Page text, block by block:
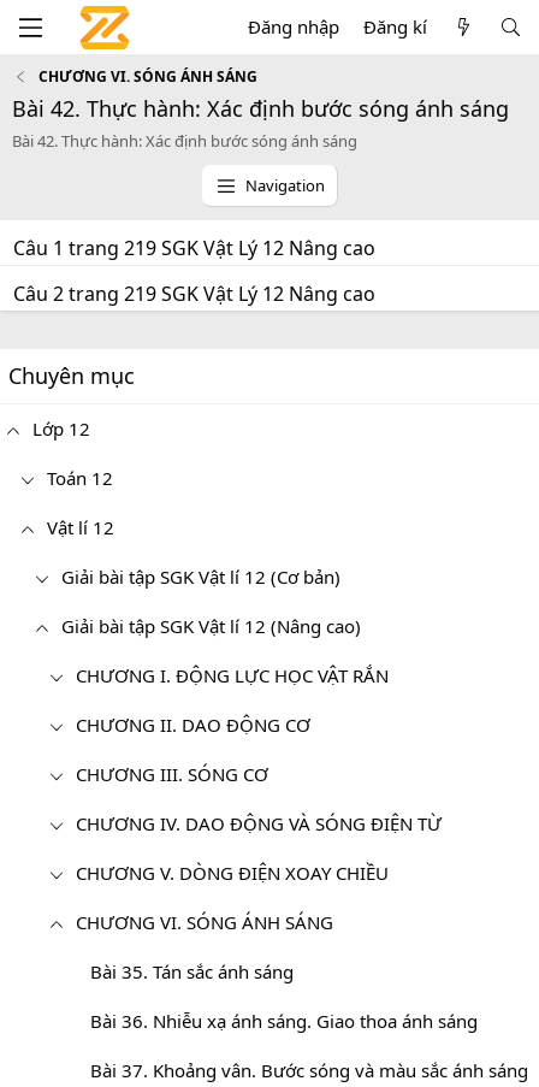
Đăng nhập Đăng kí
CHƯƠNG VI. SÓNG ÁNH SÁNG
Bài 42. Thực hành: Xác định bước sóng ánh sáng
Bài 42. Thực hành: Xác định bước sóng ánh sáng
Navigation
Câu 1 trang 219 SGK Vật Lý 12 Nâng cao
Câu 2 trang 219 SGK Vật Lý 12 Nâng cao
Chuyên mục
Lớp 12
Toán 12
Vật lí 12
Giải bài tập SGK Vật lí 12 (Cơ bản)
Giải bài tập SGK Vật lí 12 (Nâng cao)
CHƯƠNG I. ĐỘNG LỰC HỌC VẬT RẮN
CHƯƠNG II. DAO ĐỘNG CƠ
CHƯƠNG III. SÓNG CƠ
CHƯƠNG IV. DAO ĐỘNG VÀ SÓNG ĐIỆN TỪ
CHƯƠNG V. DÒNG ĐIỆN XOAY CHIỀU
CHƯƠNG VI. SÓNG ÁNH SÁNG
Bài 35. Tán sắc ánh sáng
Bài 36. Nhiễu xạ ánh sáng. Giao thoa ánh sáng
Bài 37. Khoảng vân. Bước sóng và màu sắc ánh sáng